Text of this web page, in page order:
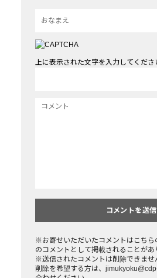
上に表示された文字を入力してくださ
※お寄せいただいたコメントはこちら
のコメントとして掲載されることがあ
※送信されたコメントは削除できませ
削除を希望する方は、